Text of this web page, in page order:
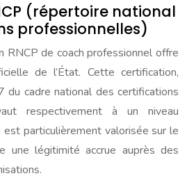
(répertoire national
professionnelles)
RNCP de coach professionnel offre
de l’État. Cette certification,
du cadre national des certifications
respectivement à un niveau
particulièrement valorisée sur le
une légitimité accrue auprès des